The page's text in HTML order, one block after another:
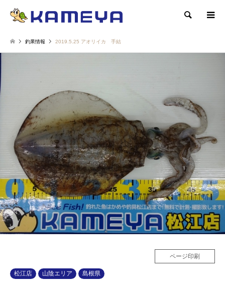
検索
釣果情報 2019.5.25 アオリイカ 手結
ページ印刷
松江店 山陰エリア 島根県